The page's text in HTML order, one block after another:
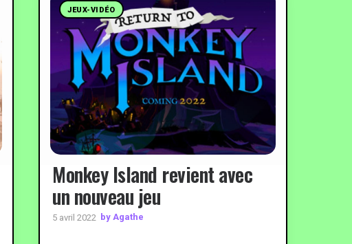
JEUX-VIDÉO
Monkey Island revient avec
un nouveau jeu
5 avril 2022 by Agathe